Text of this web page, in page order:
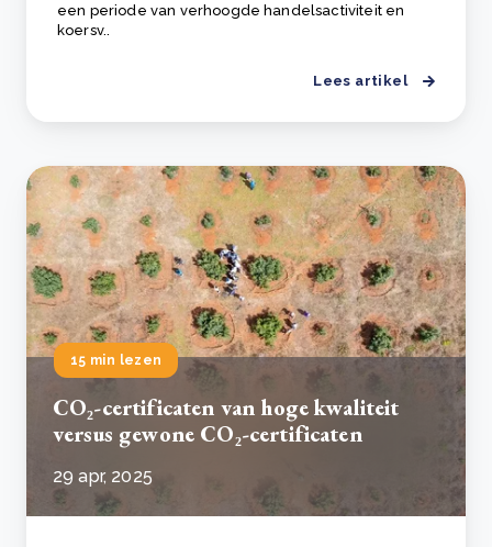
een periode van verhoogde handelsactiviteit en
koersv..
Lees artikel
15 min lezen
CO₂-certificaten van hoge kwaliteit
versus gewone CO₂-certificaten
29 apr, 2025